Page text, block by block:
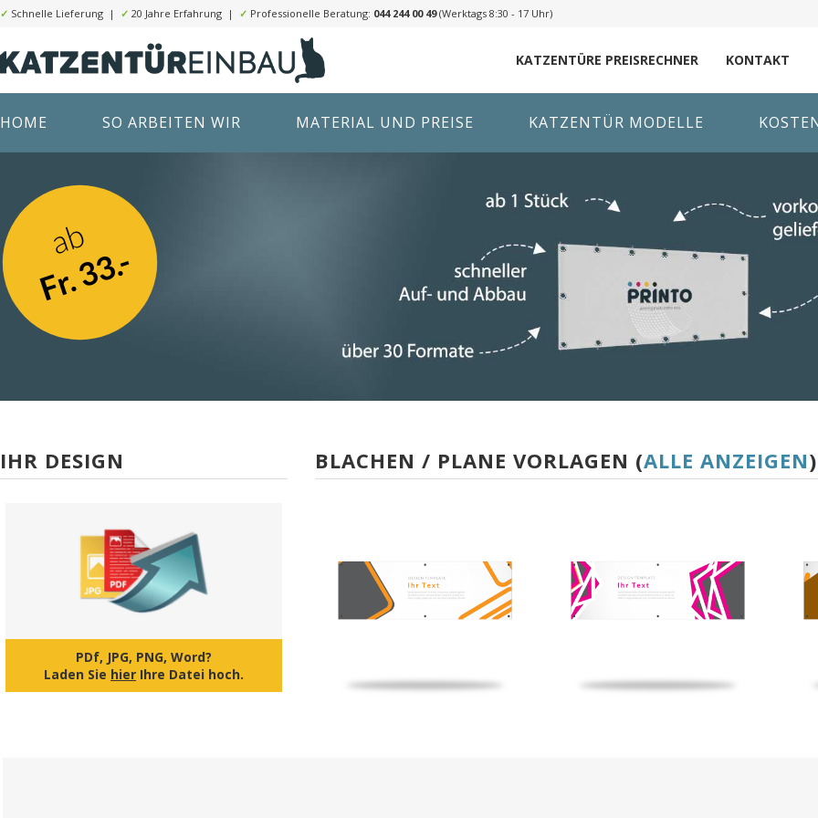
✓ Schnelle Lieferung | ✓ 20 Jahre Erfahrung | ✓ Professionelle Beratung: 044 244 00 49(Werktags 8:30 - 17 Uhr)
KATZENTÜRE PREISRECHNER KONTAKT
HOME SO ARBEITEN WIR MATERIAL UND PREISE KATZENTÜR MODELLE
ab
Fr. 33.-
IHR DESIGN
PDf, JPG, PNG, Word?
Laden Sie hier Ihre Datei hoch.
BLACHEN / PLANE VORLAGEN (ALLE ANZEIGEN)